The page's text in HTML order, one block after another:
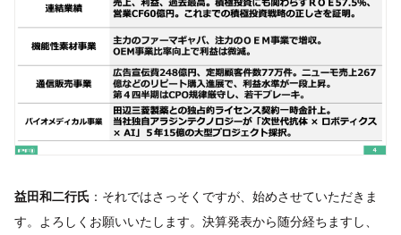
益田和二行氏 ：それではさっそくですが、始めさせていただきま
す。よろしくお願いいたします。決算発表から随分経ちますし、